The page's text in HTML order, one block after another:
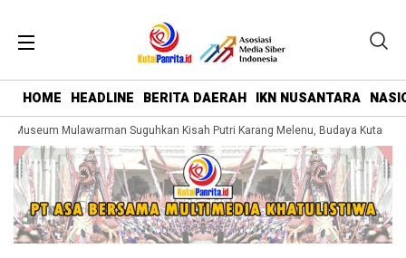
HOME HEADLINE BERITA DAERAH IKN NUSANTARA
Mulawarman Suguhkan Kisah Putri Karang Melenu, Budaya Kutai